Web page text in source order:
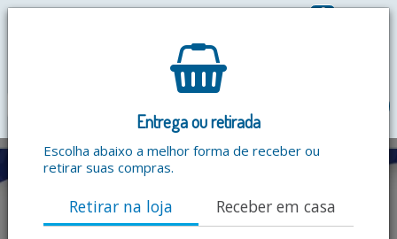
0
Entrega ou retirada
Escolha abaixo a melhor forma de receber ou
retirar suas compras.
Retirar na loja Receber em casa